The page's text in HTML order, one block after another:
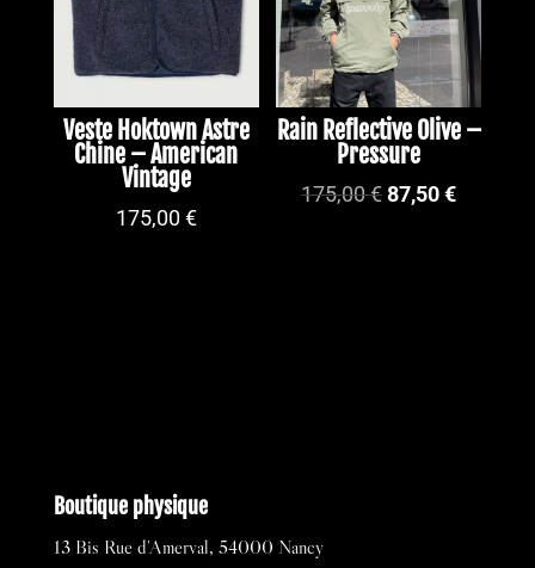
Veste Hoktown Astre
Chine – American
Vintage
175,00€
Rain Reflective Olive –
Pressure
175,00€Le
87,50€Le
Boutique physique
13 Bis Rue d’Amerval, 54000 Nancy